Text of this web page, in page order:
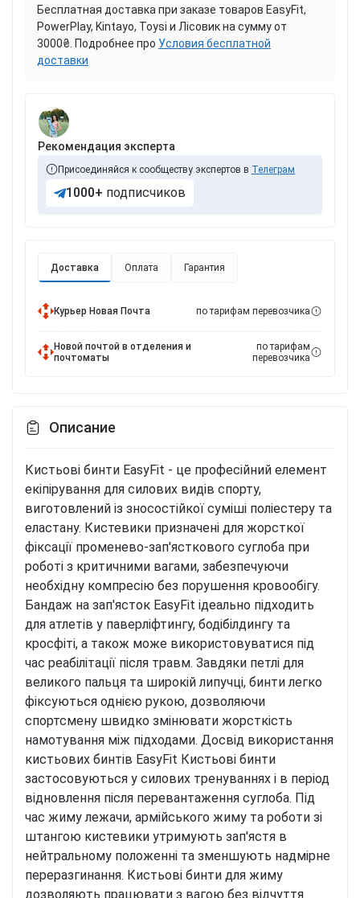
Доставка Оплата Гарантия
Курьер Новая Почта по тарифам перевозчика
Новой почтой в отделения и
почтоматы
по тарифам
перевозчика
Бесплатная доставка при заказе товаров EasyFit,
PowerPlay, Kintayo, Toysi и Лісовик на сумму от
3000₴. Подробнее про Условия бесплатной
доставки
Рекомендация эксперта
Присоединяйся к сообществу экспертов в Телеграм
1000+ подписчиков
Описание
Кистьові бинти EasyFit - це професійний елемент
екіпірування для силових видів спорту,
виготовлений із зносостійкої суміші поліестеру та
еластану. Кистевики призначені для жорсткої
фіксації променево-зап'ясткового суглоба при
роботі з критичними вагами, забезпечуючи
необхідну компресію без порушення кровообігу.
Бандаж на зап'ясток EasyFit ідеально підходить
для атлетів у паверліфтингу, бодібілдингу та
кросфіті, а також може використовуватися під
час реабілітації після травм. Завдяки петлі для
великого пальця та широкій липучці, бинти легко
фіксуються однією рукою, дозволяючи
спортсмену швидко змінювати жорсткість
намотування між підходами. Досвід використання
кистьових бинтів EasyFit Кистьові бинти
застосовуються у силових тренуваннях і в період
відновлення після перевантаження суглоба. Під
час жиму лежачи, армійського жиму та роботи зі
штангою кистевики утримують зап'ястя в
нейтральному положенні та зменшують надмірне
переразгинання. Кистьові бинти для жиму
дозволяють працювати з вагою без відчуття